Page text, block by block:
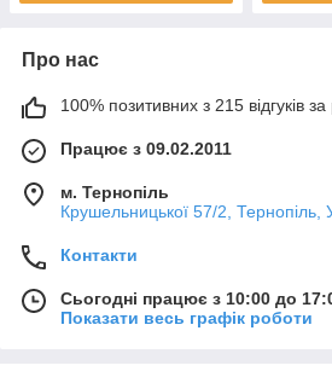
Про нас
100% позитивних з 215 відгуків за
Працює з 09.02.2011
м. Тернопіль
Крушельницької 57/2, Тернопіль,
Контакти
Сьогодні працює з 10:00 до
Показати весь графік роботи